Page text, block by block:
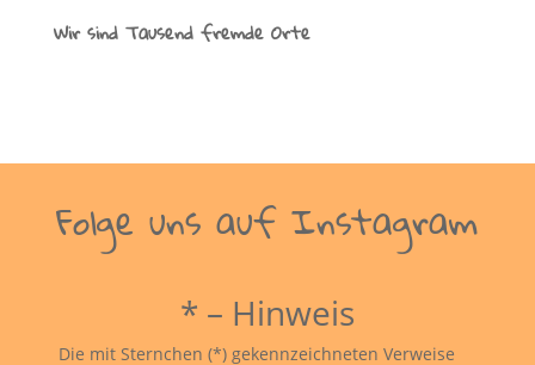
Wir sind Tausend fremde Orte
Folge uns auf Instagram
* – Hinweis
Die mit Sternchen (*) gekennzeichneten Verweise